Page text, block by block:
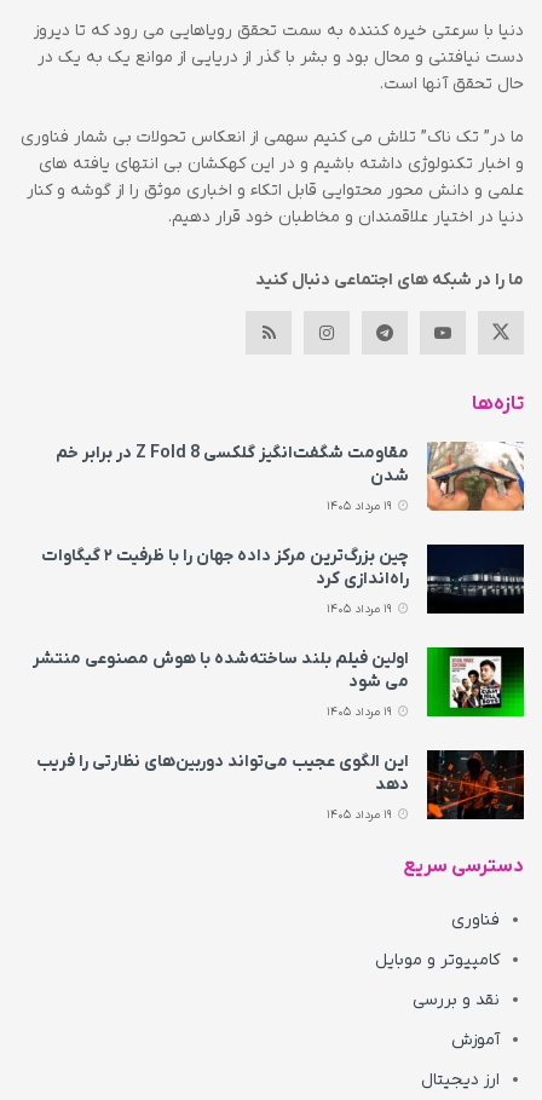
دنیا با سرعتی خیره کننده به سمت تحقق رویاهایی می رود که تا دیروز
دست نیافتنی و محال بود و بشر با گذر از دریایی از موانع یک به یک در
حال تحقق آنها است.
ما در” تک ناک” تلاش می کنیم سهمی از انعکاس تحولات بی شمار فناوری
و اخبار تکنولوژی داشته باشیم و در این کهکشان بی انتهای یافته های
علمی و دانش محور محتوایی قابل اتکاء و اخباری موثق را از گوشه و کنار
دنیا در اختیار علاقمندان و مخاطبان خود قرار دهیم.
ما را در شبکه های اجتماعی دنبال کنید
تازه‌ها
مقاومت شگفت‌انگیز گلکسی Z Fold 8 در برابر خم
شدن
چین بزرگ‌ترین مرکز داده جهان را با ظرفیت ۲ گیگاوات
راه‌اندازی کرد
اولین فیلم بلند ساخته‌شده با هوش مصنوعی منتشر
می‌ شود
این الگوی عجیب می‌تواند دوربین‌های نظارتی را فریب
دهد
دسترسی سریع
فناوری
کامپیوتر و موبایل
نقد و بررسی
آموزش
ارز دیجیتال